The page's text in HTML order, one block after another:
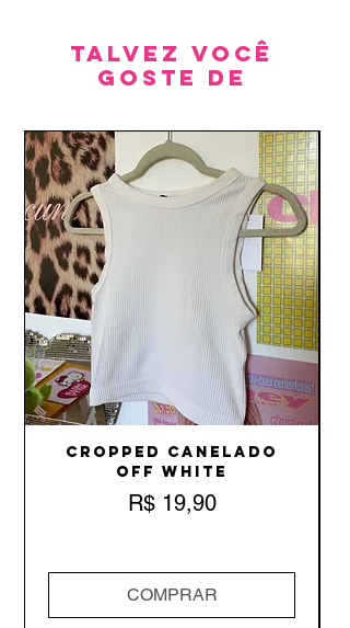
Talvez você
goste de
Cropped Canelado
Off White
Preço
R$ 19,90
COMPRAR